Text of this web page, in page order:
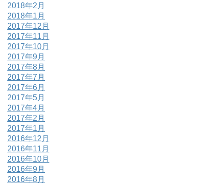
2018年2月
2018年1月
2017年12月
2017年11月
2017年10月
2017年9月
2017年8月
2017年7月
2017年6月
2017年5月
2017年4月
2017年2月
2017年1月
2016年12月
2016年11月
2016年10月
2016年9月
2016年8月